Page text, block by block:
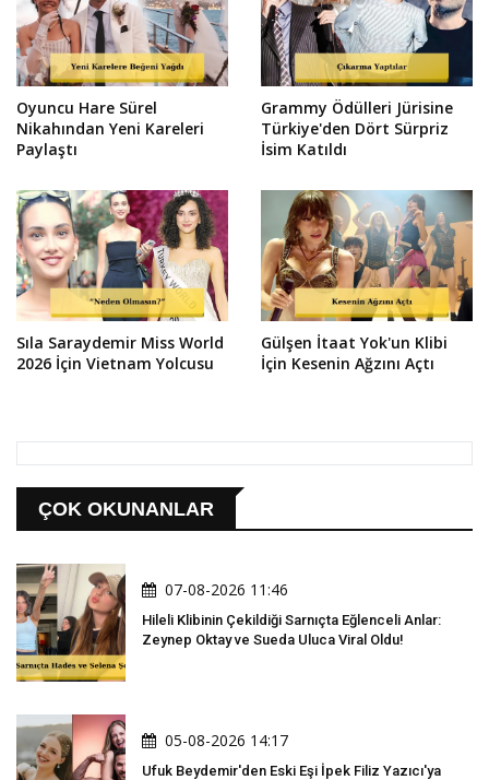
Oyuncu Hare Sürel
Nikahından Yeni Kareleri
Paylaştı
Grammy Ödülleri Jürisine
Türkiye'den Dört Sürpriz
İsim Katıldı
Sıla Saraydemir Miss World
2026 İçin Vietnam Yolcusu
Gülşen İtaat Yok'un Klibi
İçin Kesenin Ağzını Açtı
ÇOK OKUNANLAR
07-08-2026 11:46
Hileli Klibinin Çekildiği Sarnıçta Eğlenceli Anlar:
Zeynep Oktay ve Sueda Uluca Viral Oldu!
05-08-2026 14:17
Ufuk Beydemir'den Eski Eşi İpek Filiz Yazıcı'ya